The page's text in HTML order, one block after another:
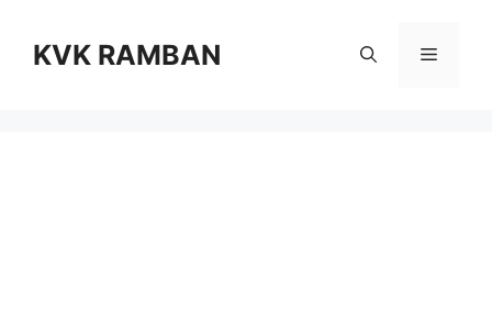
contentKVK RAMBAN Menu